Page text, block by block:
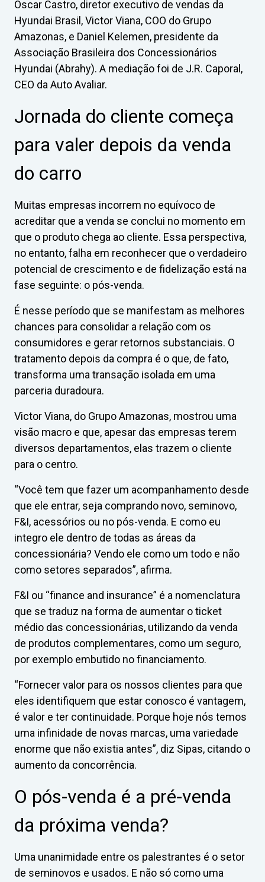
Oscar Castro, diretor executivo de vendas da
Hyundai Brasil, Victor Viana, COO do Grupo
Amazonas, e Daniel Kelemen, presidente da
Associação Brasileira dos Concessionários
Hyundai (Abrahy). A mediação foi de J.R. Caporal,
CEO da Auto Avaliar.
Jornada do cliente começa
para valer depois da venda
do carro
Muitas empresas incorrem no equívoco de
acreditar que a venda se conclui no momento em
que o produto chega ao cliente. Essa perspectiva,
no entanto, falha em reconhecer que o verdadeiro
potencial de crescimento e de fidelização está na
fase seguinte: o pós-venda.
É nesse período que se manifestam as melhores
chances para consolidar a relação com os
consumidores e gerar retornos substanciais. O
tratamento depois da compra é o que, de fato,
transforma uma transação isolada em uma
parceria duradoura.
Victor Viana, do Grupo Amazonas, mostrou uma
visão macro e que, apesar das empresas terem
diversos departamentos, elas trazem o cliente
para o centro.
“Você tem que fazer um acompanhamento desde
que ele entrar, seja comprando novo, seminovo,
F&I, acessórios ou no pós-venda. E como eu
integro ele dentro de todas as áreas da
concessionária? Vendo ele como um todo e não
como setores separados”, afirma.
F&I ou “finance and insurance” é a nomenclatura
que se traduz na forma de aumentar o ticket
médio das concessionárias, utilizando da venda
de produtos complementares, como um seguro,
por exemplo embutido no financiamento.
“Fornecer valor para os nossos clientes para que
eles identifiquem que estar conosco é vantagem,
é valor e ter continuidade. Porque hoje nós temos
uma infinidade de novas marcas, uma variedade
enorme que não existia antes”, diz Sipas, citando o
aumento da concorrência.
O pós-venda é a pré-venda
da próxima venda?
Uma unanimidade entre os palestrantes é o setor
de seminovos e usados. E não só como uma